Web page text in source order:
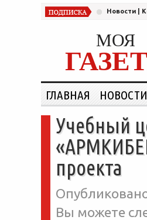
Новости
МОЯ
ГЛАВНАЯ НОВОСТИ
Учебный
проекта
Вы можете